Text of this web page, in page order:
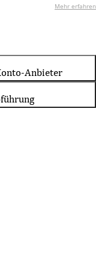
Mehr erfahren
Anbieter